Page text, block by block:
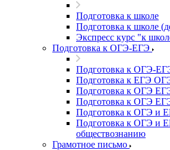
Подготовка к школе
Подготовка к школе
Экспресс курс "к
Подготовка к ОГЭ-ЕГЭ
Подготовка к ОГЭ-
Подготовка к ЕГЭ
Подготовка к ОГЭ
Подготовка к ОГЭ
Подготовка к ОГЭ и
Подготовка к ОГЭ и
обществознанию
Грамотное письмо